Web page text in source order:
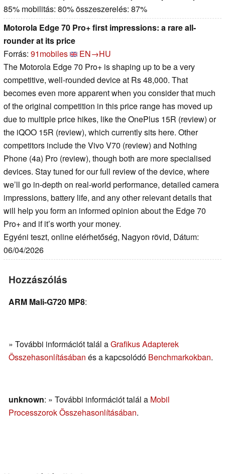
85% mobilitás: 80% összeszerelés: 87%
Motorola Edge 70 Pro+ first impressions: a rare all-
rounder at its price
Forrás: 91mobiles
EN→HU
The Motorola Edge 70 Pro+ is shaping up to be a very
competitive, well-rounded device at Rs 48,000. That
becomes even more apparent when you consider that much
of the original competition in this price range has moved up
due to multiple price hikes, like the OnePlus 15R (review) or
the iQOO 15R (review), which currently sits here. Other
competitors include the Vivo V70 (review) and Nothing
Phone (4a) Pro (review), though both are more specialised
devices. Stay tuned for our full review of the device, where
we’ll go in-depth on real-world performance, detailed camera
impressions, battery life, and any other relevant details that
will help you form an informed opinion about the Edge 70
Pro+ and if it’s worth your money.
Egyéni teszt, online elérhetőség, Nagyon rövid, Dátum:
06/04/2026
Hozzászólás
ARM Mali-G720 MP8:
» További információt talál aGrafikus Adapterek
Összehasonlításában és a kapcsolódó Benchmarkokban.
unknown: » További információt talál a Mobil
Processzorok Összehasonlításában.